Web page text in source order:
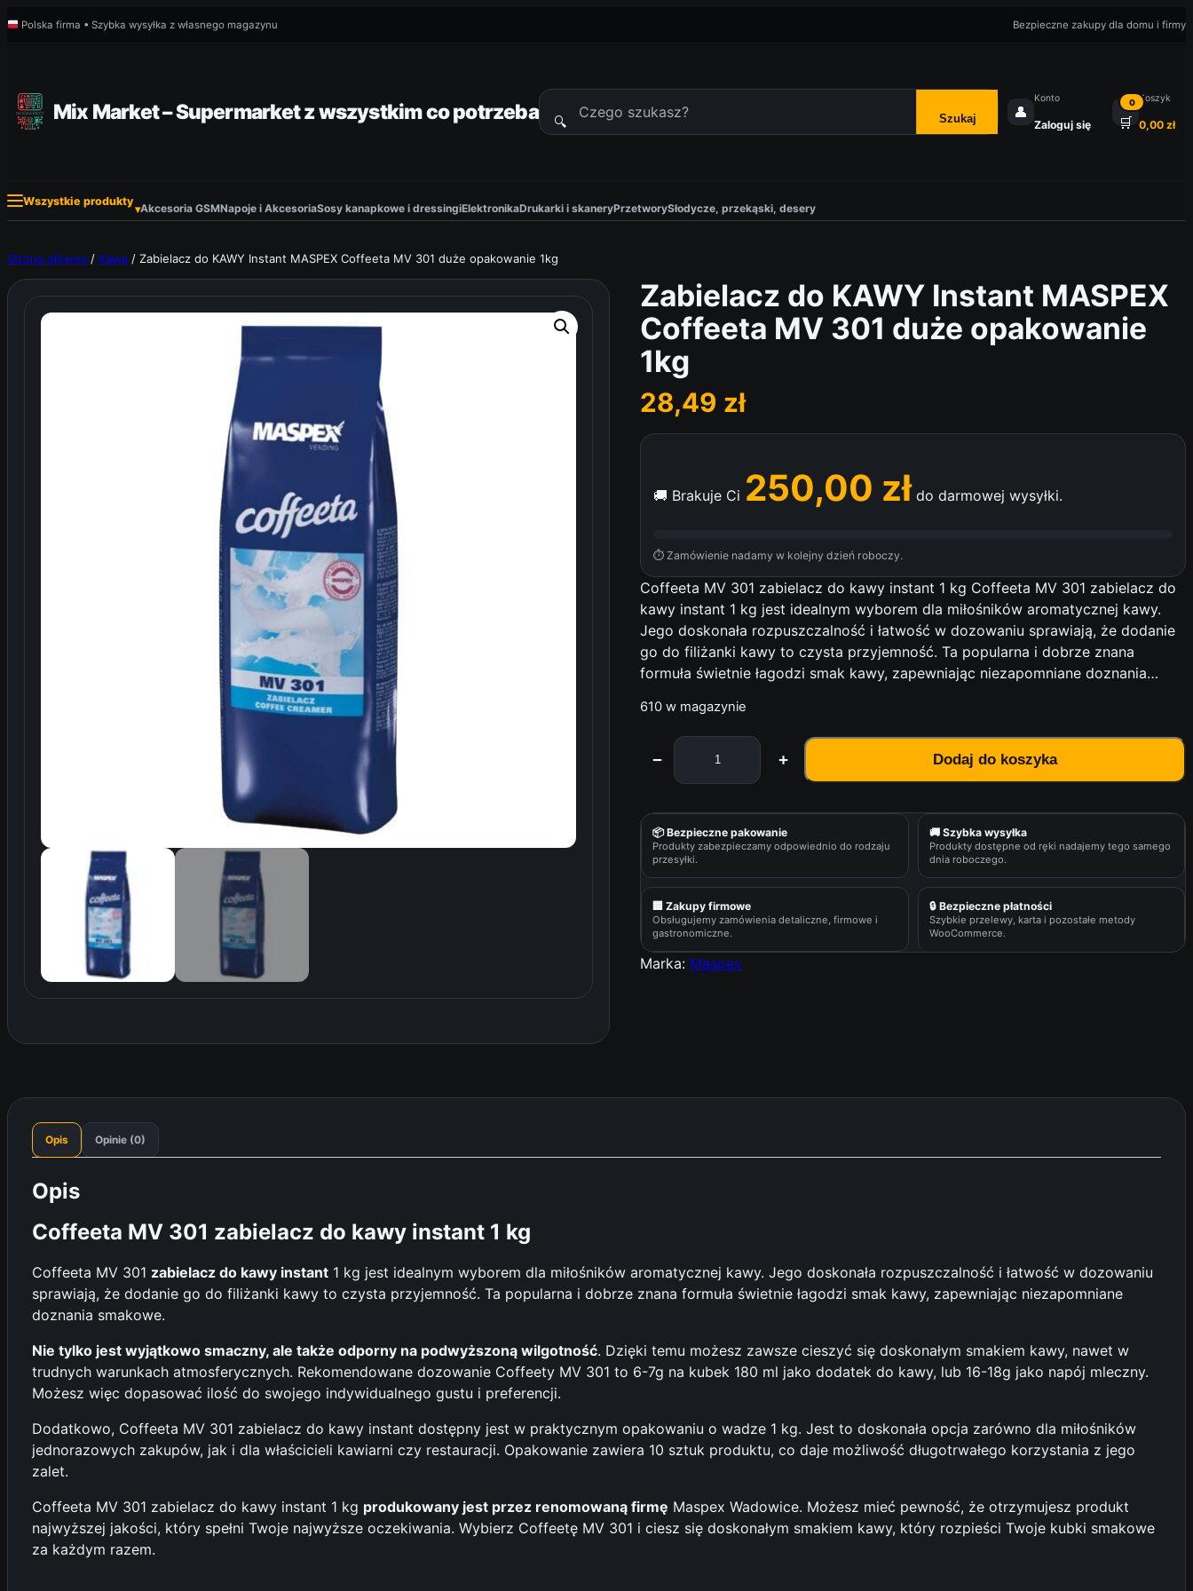
Przejdź
Polska firma • Szybka wysyłka z własnego magazynu Bezpieczne zakupy dla domu i firmy
Mix Market – Supermarket z wszystkim co potrzeba
Szukaj
🔍 Szukaj 👤
Konto
Zaloguj się 🛒
0 Koszyk
0,00 zł
Wszystkie produkty
▾Akcesoria GSMNapoje i AkcesoriaSosy kanapkowe i dressingiElektronikaDrukarki i skaneryPrzetworySłodycze, przekąski, desery
Strona główna / Kawa / Zabielacz do KAWY Instant MASPEX Coffeeta MV 301 duże opakowanie 1kg
Zabielacz do KAWY Instant MASPEX
Coffeeta MV 301 duże opakowanie
1kg
28,49 zł
🚚 Brakuje Ci 250,00 zł do darmowej wysyłki.
⏱ Zamówienie nadamy w kolejny dzień roboczy.
Coffeeta MV 301 zabielacz do kawy instant 1 kg Coffeeta MV 301 zabielacz do
kawy instant 1 kg jest idealnym wyborem dla miłośników aromatycznej kawy.
Jego doskonała rozpuszczalność i łatwość w dozowaniu sprawiają, że dodanie
go do filiżanki kawy to czysta przyjemność. Ta popularna i dobrze znana
formuła świetnie łagodzi smak kawy, zapewniając niezapomniane doznania…
610 w magazynie
o
Z
a
i
e
W
a
n
M
A
E
X
f
f
− + Dodaj do koszyka
📦 Bezpieczne pakowanie
Produkty zabezpieczamy odpowiednio do rodzaju
przesyłki.
🚚 Szybka wysyłka
Produkty dostępne od ręki nadajemy tego samego
dnia roboczego.
🏢 Zakupy firmowe
Obsługujemy zamówienia detaliczne, firmowe i
gastronomiczne.
🔒 Bezpieczne płatności
Szybkie przelewy, karta i pozostałe metody
WooCommerce.
Marka: Maspex
Opis Opinie (0)
Opis
Coffeeta MV 301 zabielacz do kawy instant 1 kg
Coffeeta MV 301 zabielacz do kawy instant 1 kg jest idealnym wyborem dla miłośników aromatycznej kawy. Jego doskonała rozpuszczalność i łatwość w dozowaniu
sprawiają, że dodanie go do filiżanki kawy to czysta przyjemność. Ta popularna i dobrze znana formuła świetnie łagodzi smak kawy, zapewniając niezapomniane
doznania smakowe.
Nie tylko jest wyjątkowo smaczny, ale także odporny na podwyższoną wilgotność. Dzięki temu możesz zawsze cieszyć się doskonałym smakiem kawy, nawet w
trudnych warunkach atmosferycznych. Rekomendowane dozowanie Coffeety MV 301 to 6-7g na kubek 180 ml jako dodatek do kawy, lub 16-18g jako napój mleczny.
Możesz więc dopasować ilość do swojego indywidualnego gustu i preferencji.
Dodatkowo, Coffeeta MV 301 zabielacz do kawy instant dostępny jest w praktycznym opakowaniu o wadze 1 kg. Jest to doskonała opcja zarówno dla miłośników
jednorazowych zakupów, jak i dla właścicieli kawiarni czy restauracji. Opakowanie zawiera 10 sztuk produktu, co daje możliwość długotrwałego korzystania z jego
zalet.
Coffeeta MV 301 zabielacz do kawy instant 1 kg produkowany jest przez renomowaną firmę Maspex Wadowice. Możesz mieć pewność, że otrzymujesz produkt
najwyższej jakości, który spełni Twoje najwyższe oczekiwania. Wybierz Coffeetę MV 301 i ciesz się doskonałym smakiem kawy, który rozpieści Twoje kubki smakowe
za każdym razem.